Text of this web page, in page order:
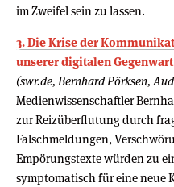
im Zweifel sein zu lassen.
3. Die Krise der
unserer digitalen Gegenwart
(swr.de, Bernhard Pörksen,
Medienwissenschaftler
zur Reizüberflutung durch
Falschmeldungen,
Empörungstexte würden zu
symptomatisch für eine neue